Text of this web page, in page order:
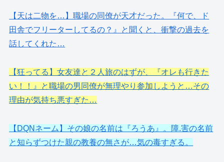
【天は二物を…】職場の同僚が天才だった。『何で、ド
田舎でフリーターしてるの？』と聞くと、衝撃の過去を
話してくれた…
【狂ってる】女友達と２人旅のはずが、『オレも行きた
い！！』と職場の男同僚が無理やり参加しようと…その
理由が気持ち悪すぎた…
【DQNネーム】その娘の名前は『ろうあ』。障.害の名前
と知らずつけた親の教養の無さが…気の毒すぎる。